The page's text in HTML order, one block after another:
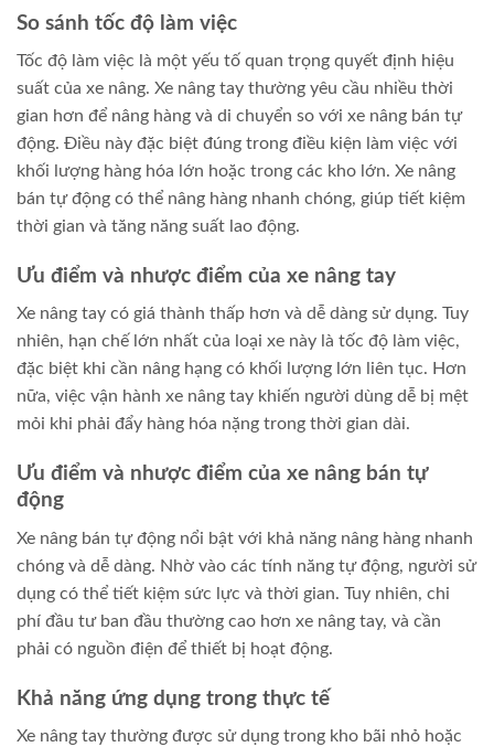
So sánh tốc độ làm việc
Tốc độ làm việc là một yếu tố quan trọng quyết định hiệu
suất của xe nâng. Xe nâng tay thường yêu cầu nhiều thời
gian hơn để nâng hàng và di chuyển so với xe nâng bán tự
động. Điều này đặc biệt đúng trong điều kiện làm việc với
khối lượng hàng hóa lớn hoặc trong các kho lớn. Xe nâng
bán tự động có thể nâng hàng nhanh chóng, giúp tiết kiệm
thời gian và tăng năng suất lao động.
Ưu điểm và nhược điểm của xe nâng tay
Xe nâng tay có giá thành thấp hơn và dễ dàng sử dụng. Tuy
nhiên, hạn chế lớn nhất của loại xe này là tốc độ làm việc,
đặc biệt khi cần nâng hạng có khối lượng lớn liên tục. Hơn
nữa, việc vận hành xe nâng tay khiến người dùng dễ bị mệt
mỏi khi phải đẩy hàng hóa nặng trong thời gian dài.
Ưu điểm và nhược điểm của xe nâng bán tự
động
Xe nâng bán tự động nổi bật với khả năng nâng hàng nhanh
chóng và dễ dàng. Nhờ vào các tính năng tự động, người sử
dụng có thể tiết kiệm sức lực và thời gian. Tuy nhiên, chi
phí đầu tư ban đầu thường cao hơn xe nâng tay, và cần
phải có nguồn điện để thiết bị hoạt động.
Khả năng ứng dụng trong thực tế
Xe nâng tay thường được sử dụng trong kho bãi nhỏ hoặc